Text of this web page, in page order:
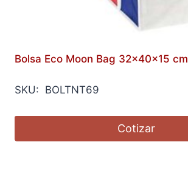
Bolsa Eco Moon Bag 32x40x15 cm
SKU: BOLTNT69
Cotizar